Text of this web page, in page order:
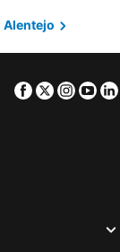
Alentejo
Facebook
Twitter